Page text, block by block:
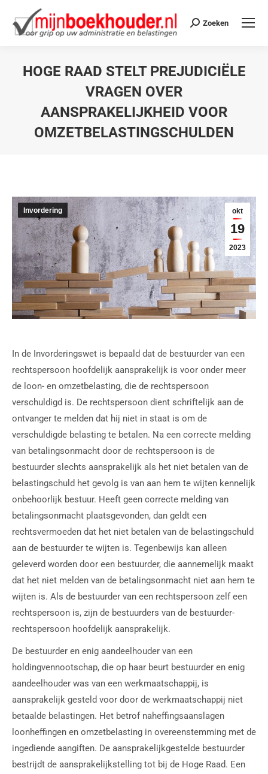
Zoeken
HOGE RAAD STELT PREJUDICIËLE
VRAGEN OVER
AANSPRAKELIJKHEID VOOR
OMZETBELASTINGSCHULDEN
okt
19
2023
Invordering
In de Invorderingswet is bepaald dat de bestuurder van een
rechtspersoon hoofdelijk aansprakelijk is voor onder meer
de loon- en omzetbelasting, die de rechtspersoon
verschuldigd is. De rechtspersoon dient schriftelijk aan de
ontvanger te melden dat hij niet in staat is om de
verschuldigde belasting te betalen. Na een correcte melding
van betalingsonmacht door de rechtspersoon is de
bestuurder slechts aansprakelijk als het niet betalen van de
belastingschuld het gevolg is van aan hem te wijten kennelijk
onbehoorlijk bestuur. Heeft geen correcte melding van
betalingsonmacht plaatsgevonden, dan geldt een
rechtsvermoeden dat het niet betalen van de belastingschuld
aan de bestuurder te wijten is. Tegenbewijs kan alleen
geleverd worden door een bestuurder, die aannemelijk maakt
dat het niet melden van de betalingsonmacht niet aan hem te
wijten is. Als de bestuurder van een rechtspersoon zelf een
rechtspersoon is, zijn de bestuurders van de bestuurder-
rechtspersoon hoofdelijk aansprakelijk.
De bestuurder en enig aandeelhouder van een
holdingvennootschap, die op haar beurt bestuurder en enig
aandeelhouder was van een werkmaatschappij, is
aansprakelijk gesteld voor door de werkmaatschappij niet
betaalde belastingen. Het betrof naheffingsaanslagen
loonheffingen en omzetbelasting in overeenstemming met de
ingediende aangiften. De aansprakelijkgestelde bestuurder
bestrijdt de aansprakelijkstelling tot bij de Hoge Raad. Een